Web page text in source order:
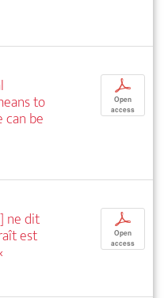
to
be
p
Open
access
ne dit
est
p
Open
access